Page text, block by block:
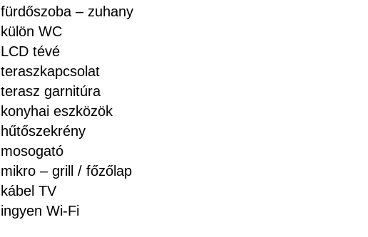
fürdőszoba – zuhany
külön WC
LCD tévé
teraszkapcsolat
terasz garnitúra
konyhai eszközök
hűtőszekrény
mosogató
mikro – grill / főzőlap
kábel TV
ingyen Wi-Fi